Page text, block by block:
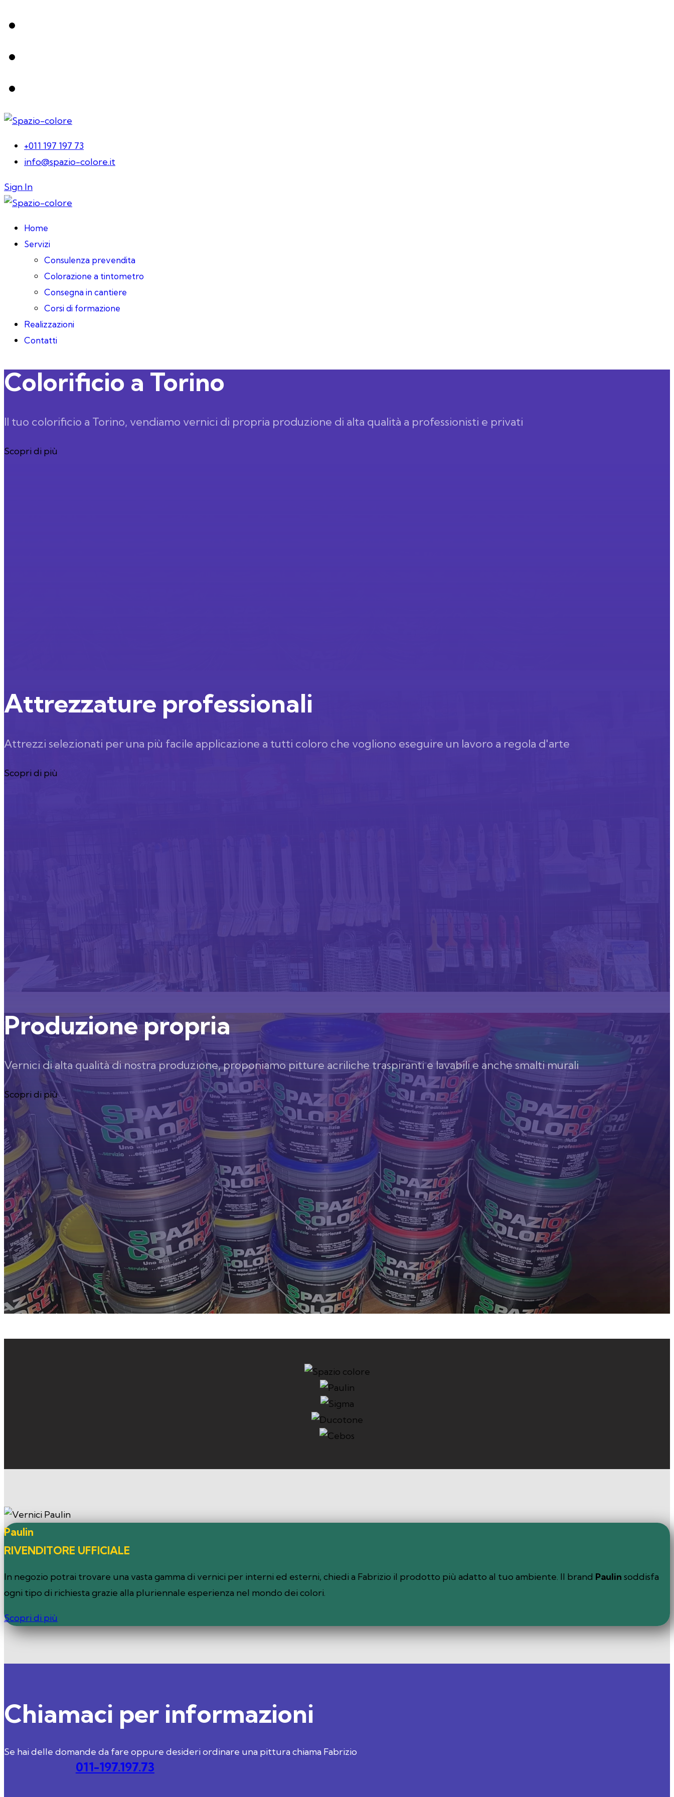
+011 197 197 73
info@spazio-colore.it
Sign In
Home
Servizi
Consulenza prevendita
Colorazione a tintometro
Consegna in cantiere
Corsi di formazione
Realizzazioni
Contatti
Colorificio a Torino
Il tuo colorificio a Torino, vendiamo vernici di propria produzione di alta qualità a professionisti e privati
Scopri di più
Attrezzature professionali
Attrezzi selezionati per una più facile applicazione a tutti coloro che vogliono eseguire un lavoro a regola d'arte
Scopri di più
Produzione propria
Vernici di alta qualità di nostra produzione, proponiamo pitture acriliche traspiranti e lavabili e anche smalti murali
Scopri di più
Paulin
RIVENDITORE UFFICIALE
In negozio potrai trovare una vasta gamma di vernici per interni ed esterni, chiedi a Fabrizio il prodotto più adatto al tuo ambiente. Il brand Paulin soddisfa
ogni tipo di richiesta grazie alla pluriennale esperienza nel mondo dei colori.
Scopri di più
Chiamaci per informazioni
Se hai delle domande da fare oppure desideri ordinare una pittura chiama Fabrizio
011-197.197.73